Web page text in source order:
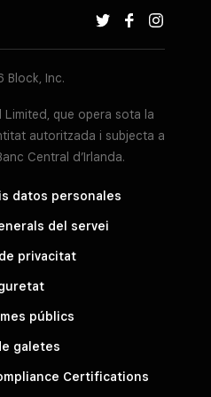
Block, Inc.
Limited, que opera sota la
autoritzada i subjecta a
Central d’Irlanda.
datos personales
del servei
privacitat
públics
galetes
Certifications